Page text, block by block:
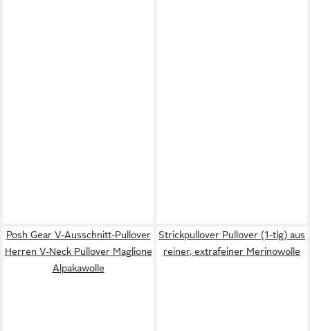
Posh Gear V-Ausschnitt-Pullover
Herren V-Neck Pullover Maglione
Alpakawolle
Strickpullover Pullover (1-tlg) aus
reiner, extrafeiner Merinowolle